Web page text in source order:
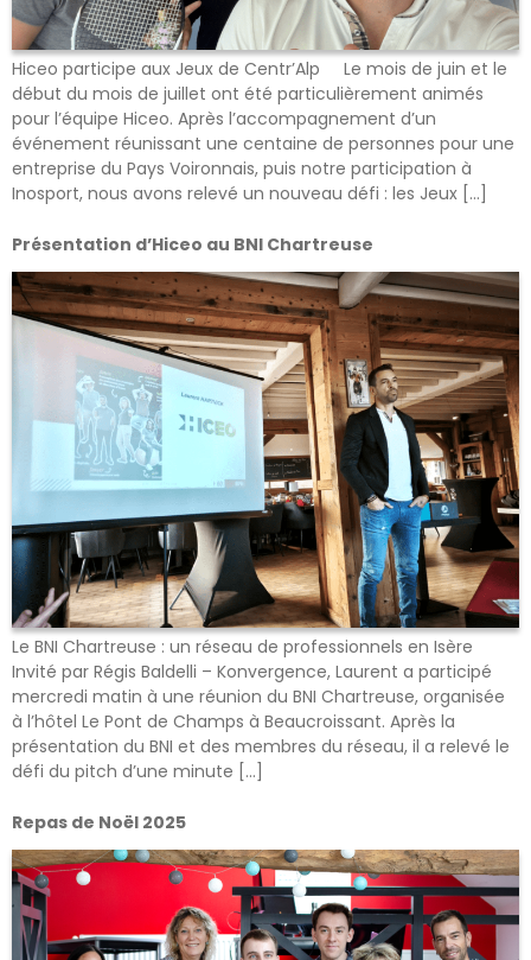
Hiceo participe aux Jeux de Centr’Alp Le mois de juin et le
début du mois de juillet ont été particulièrement animés
pour l’équipe Hiceo. Après l’accompagnement d’un
événement réunissant une centaine de personnes pour une
entreprise du Pays Voironnais, puis notre participation à
Inosport, nous avons relevé un nouveau défi : les Jeux […]
Présentation d’Hiceo au BNI Chartreuse
Le BNI Chartreuse : un réseau de professionnels en Isère
Invité par Régis Baldelli – Konvergence, Laurent a participé
mercredi matin à une réunion du BNI Chartreuse, organisée
à l’hôtel Le Pont de Champs à Beaucroissant. Après la
présentation du BNI et des membres du réseau, il a relevé le
défi du pitch d’une minute […]
Repas de Noël 2025